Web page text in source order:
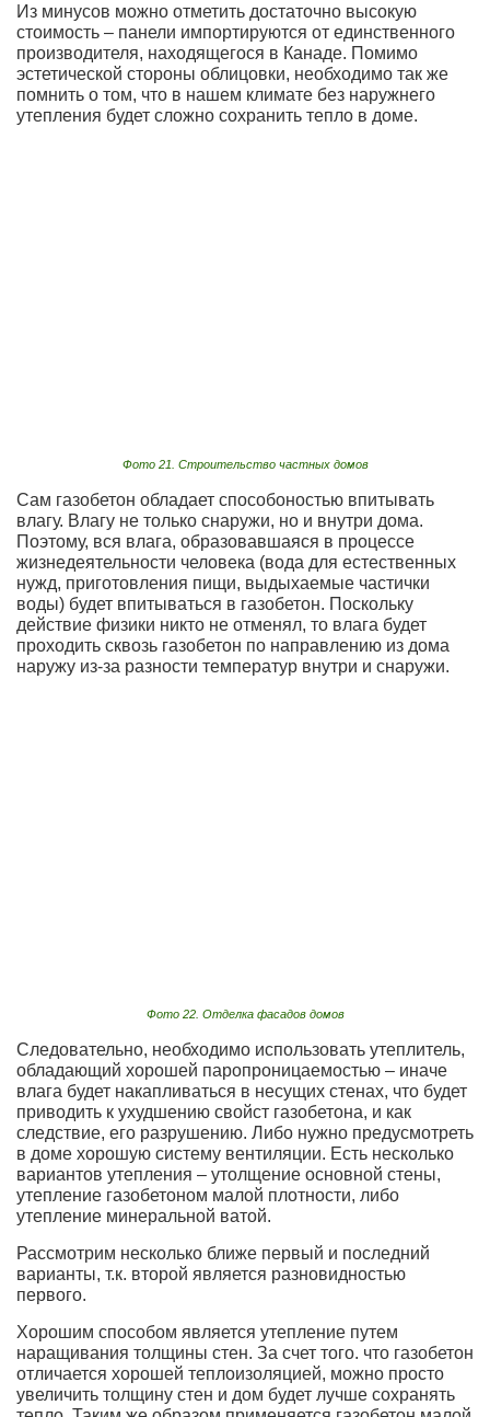
Из минусов можно отметить достаточно высокую
стоимость – панели импортируются от единственного
производителя, находящегося в Канаде. Помимо
эстетической стороны облицовки, необходимо так же
помнить о том, что в нашем климате без наружнего
утепления будет сложно сохранить тепло в доме.
Фото 21. Строительство частных домов
Сам газобетон обладает способоностью впитывать
влагу. Влагу не только снаружи, но и внутри дома.
Поэтому, вся влага, образовавшаяся в процессе
жизнедеятельности человека (вода для естественных
нужд, приготовления пищи, выдыхаемые частички
воды) будет впитываться в газобетон. Поскольку
действие физики никто не отменял, то влага будет
проходить сквозь газобетон по направлению из дома
наружу из-за разности температур внутри и снаружи.
Фото 22. Отделка фасадов домов
Следовательно, необходимо использовать утеплитель,
обладающий хорошей паропроницаемостью – иначе
влага будет накапливаться в несущих стенах, что будет
приводить к ухудшению свойст газобетона, и как
следствие, его разрушению. Либо нужно предусмотреть
в доме хорошую систему вентиляции. Есть несколько
вариантов утепления – утолщение основной стены,
утепление газобетоном малой плотности, либо
утепление минеральной ватой.
Рассмотрим несколько ближе первый и последний
варианты, т.к. второй является разновидностью
первого.
Хорошим способом является утепление путем
наращивания толщины стен. За счет того. что газобетон
отличается хорошей теплоизоляцией, можно просто
увеличить толщину стен и дом будет лучше сохранять